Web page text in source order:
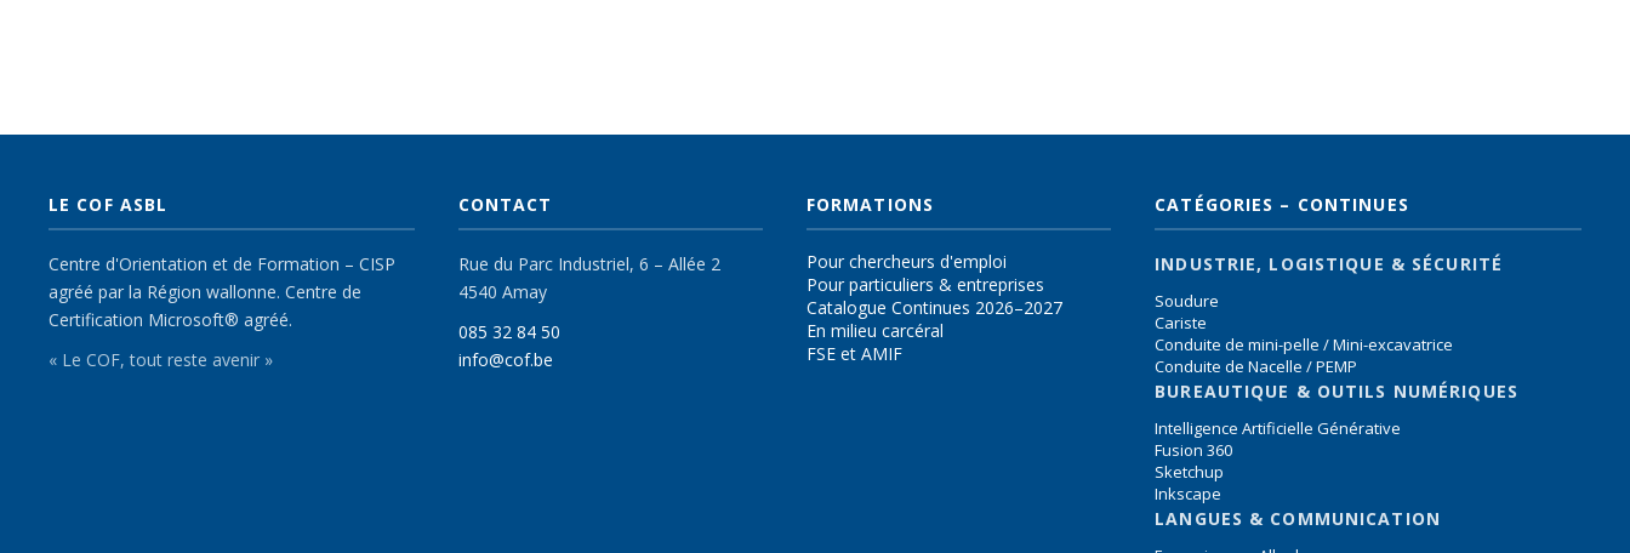
LE COF ASBL
Centre d'Orientation et de Formation – CISP
agréé par la Région wallonne. Centre de
Certification Microsoft® agréé.
« Le COF, tout reste avenir »
CONTACT
Rue du Parc Industriel, 6 – Allée 2
4540 Amay
085 32 84 50
info@cof.be
FORMATIONS
Pour chercheurs d'emploi
Pour particuliers & entreprises
Catalogue Continues 2026–2027
En milieu carcéral
FSE et AMIF
CATÉGORIES – CONTINUES
INDUSTRIE, LOGISTIQUE & SÉCURITÉ
Soudure
Cariste
Conduite de mini-pelle / Mini-excavatrice
Conduite de Nacelle / PEMP
BUREAUTIQUE & OUTILS NUMÉRIQUES
Intelligence Artificielle Générative
Fusion 360
Sketchup
Inkscape
LANGUES & COMMUNICATION